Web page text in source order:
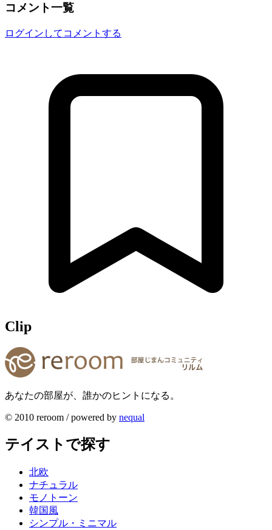
コメント一覧
ログインしてコメントする
Clip
あなたの部屋が、誰かのヒントになる。
© 2010 reroom / powered by nequal
テイストで探す
北欧
ナチュラル
モノトーン
韓国風
シンプル・ミニマル